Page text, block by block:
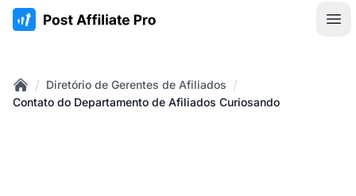
:site.title
Home
/ Diretório de Gerentes de Afiliados /
Contato do Departamento de Afiliados Curiosando